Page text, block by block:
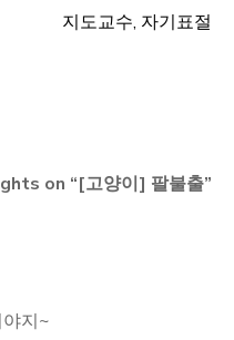
지도교수, 자기표절
on “[고양이] 팔불출”
지~